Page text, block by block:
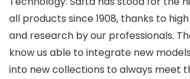
all products since 1908, thanks to
and research by our professionals.
know us able to integrate new
into new collections to always meet